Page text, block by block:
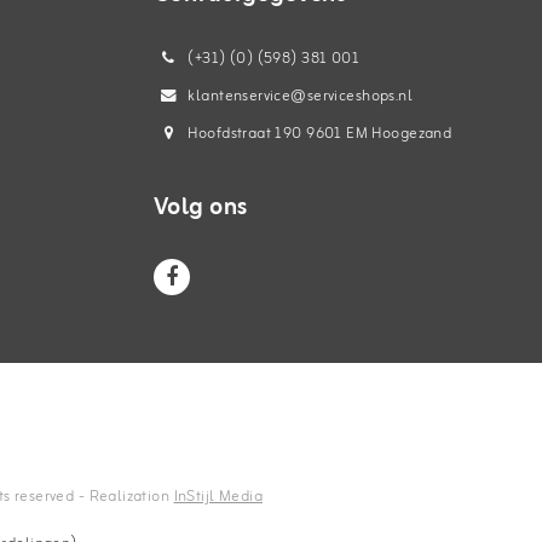
(+31) (0) (598) 381 001
klantenservice@serviceshops.nl
Hoofdstraat 190 9601 EM Hoogezand
Volg ons
reserved - RealizationInStijl Media